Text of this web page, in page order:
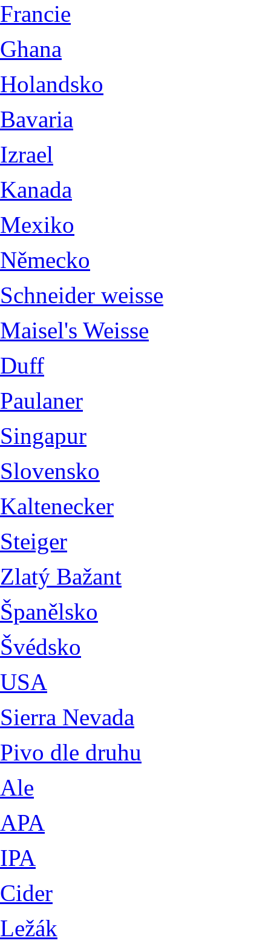
Francie
Ghana
Holandsko
Bavaria
Izrael
Kanada
Mexiko
Německo
Schneider weisse
Maisel's Weisse
Duff
Paulaner
Singapur
Slovensko
Kaltenecker
Steiger
Zlatý Bažant
Španělsko
Švédsko
USA
Sierra Nevada
Pivo dle druhu
Ale
APA
IPA
Cider
Ležák